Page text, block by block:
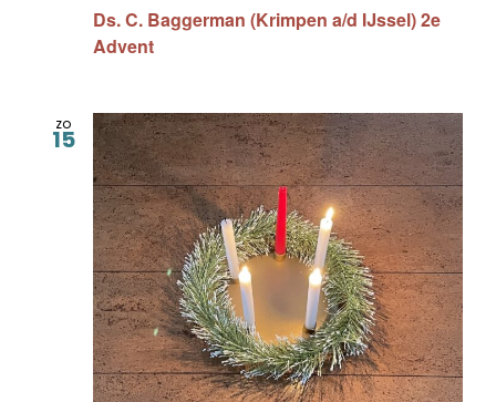
Ds. C. Baggerman (Krimpen a/d IJssel) 2e
Advent
zo
15